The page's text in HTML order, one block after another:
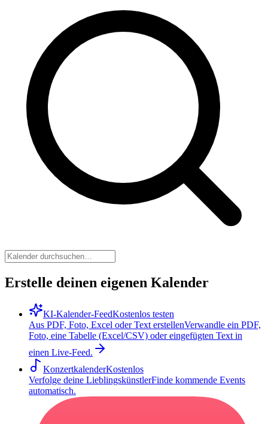
Erstelle deinen eigenen Kalender
KI-Kalender-FeedKostenlos testen
Aus PDF, Foto, Excel oder Text erstellenVerwandle ein PDF,
Foto, eine Tabelle (Excel/CSV) oder eingefügten Text in
einen Live-Feed.
KonzertkalenderKostenlos
Verfolge deine LieblingskünstlerFinde kommende Events
automatisch.